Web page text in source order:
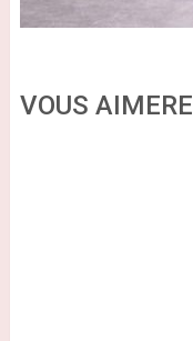
VOUS